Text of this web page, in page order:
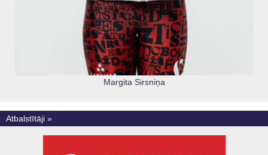
Margita Sirsniņa
Atbalstītāji »